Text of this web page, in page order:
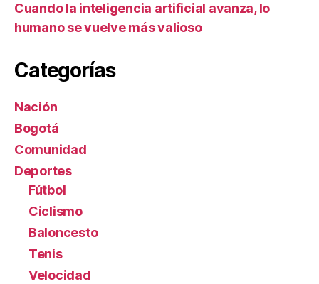
Cuando la inteligencia artificial avanza, lo
humano se vuelve más valioso
Categorías
Nación
Bogotá
Comunidad
Deportes
Fútbol
Ciclismo
Baloncesto
Tenis
Velocidad